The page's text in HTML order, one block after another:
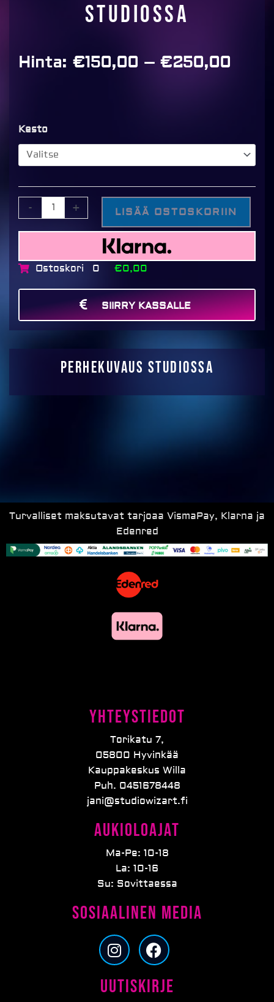
studiossa
Hinta: €150,00 – €250,00
Kesto
-
Perhekuvaus
studiossa
määrä
+ LISÄÄ OSTOSKORIIN
Ostoskori 0 €0,00
SIIRRY KASSALLE
Perhekuvaus studiossa
Turvalliset maksutavat tarjoaa VismaPay, Klarna ja
Edenred
Yhteystiedot
Torikatu 7,
05800 Hyvinkää
Kauppakeskus Willa
Puh. 0451678448
jani@studiowizart.fi
Aukioloajat
Ma-Pe: 10-18
La: 10-16
Su: Sovittaessa
Sosiaalinen media
I
n
t
F
a
e
Uutiskirje